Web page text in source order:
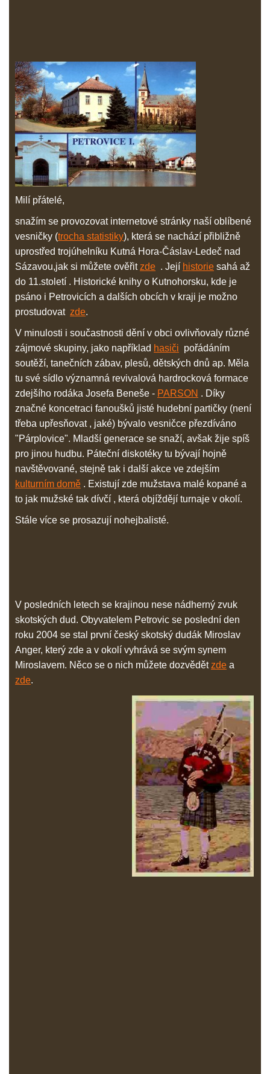
Milí přátelé,
snažím se provozovat internetové stránky naší oblíbené
vesničky (trocha statistiky), která se nachází přibližně
uprostřed trojúhelníku Kutná Hora-Čáslav-Ledeč nad
Sázavou,jak si můžete ověřit zde . Její historie sahá až
do 11.století . Historické knihy o Kutnohorsku, kde je
psáno i Petrovicích a dalších obcích v kraji je možno
prostudovat zde.
V minulosti i součastnosti dění v obci ovlivňovaly různé
zájmové skupiny, jako například hasiči pořádáním
soutěží, tanečních zábav, plesů, dětských dnů ap. Měla
tu své sídlo významná revivalová hardrocková formace
zdejšího rodáka Josefa Beneše - PARSON . Díky
značné koncetraci fanoušků jisté hudební partičky (není
třeba upřesňovat , jaké) bývalo vesničce přezdíváno
"Párplovice". Mladší generace se snaží, avšak žije spíš
pro jinou hudbu. Páteční diskotéky tu bývají hojně
navštěvované, stejně tak i další akce ve zdejším
kulturním domě . Existují zde mužstava malé kopané a
to jak mužské tak dívčí , která objíždějí turnaje v okolí.
Stále více se prosazují nohejbalisté.
V posledních letech se krajinou nese nádherný zvuk
skotských dud. Obyvatelem Petrovic se poslední den
roku 2004 se stal první český skotský dudák Miroslav
Anger, který zde a v okolí vyhrává se svým synem
Miroslavem. Něco se o nich můžete dozvědět zde a
zde.